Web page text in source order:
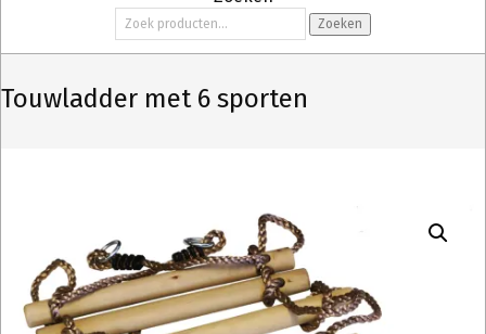
Zoeken
naar:
Zoeken
Touwladder met 6 sporten